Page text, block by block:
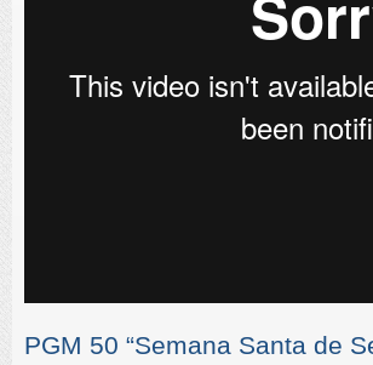
PGM 50 “Semana Santa de